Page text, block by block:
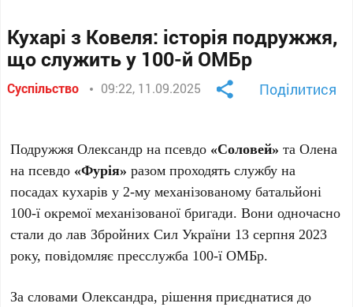
Кухарі з Ковеля: історія подружжя,
що служить у 100-й ОМБр
Суспільство 09:22, 11.09.2025 Поділитися
Подружжя Олександр на псевдо «Соловей» та Олена
на псевдо «Фурія» разом проходять службу на
посадах кухарів у 2-му механізованому батальйоні
100-ї окремої механізованої бригади. Вони одночасно
стали до лав Збройних Сил України 13 серпня 2023
року, повідомляє пресслужба 100-ї ОМБр.
За словами Олександра, рішення приєднатися до